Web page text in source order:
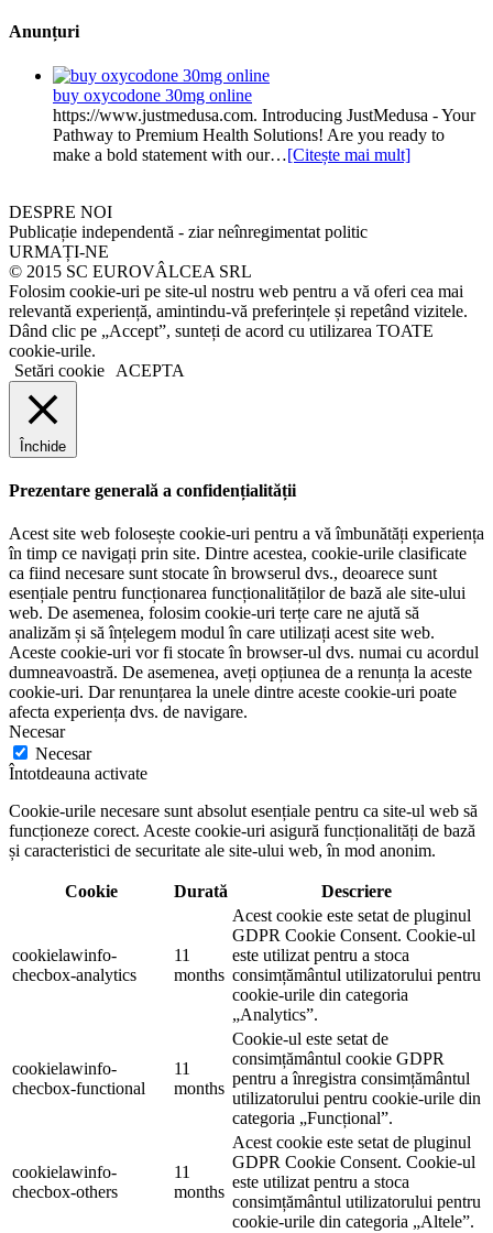
Anunțuri
buy oxycodone 30mg online
https://www.justmedusa.com. Introducing JustMedusa - Your
Pathway to Premium Health Solutions! Are you ready to
make a bold statement with our…[Citește mai mult]
DESPRE NOI
Publicație independentă - ziar neînregimentat politic
URMAȚI-NE
© 2015 SC EUROVÂLCEA SRL
Folosim cookie-uri pe site-ul nostru web pentru a vă oferi cea mai
relevantă experiență, amintindu-vă preferințele și repetând vizitele.
Dând clic pe „Accept”, sunteți de acord cu utilizarea TOATE
cookie-urile.
Setări cookie
ACEPTA
Închide
Prezentare generală a confidențialității
Acest site web folosește cookie-uri pentru a vă îmbunătăți experiența
în timp ce navigați prin site. Dintre acestea, cookie-urile clasificate
ca fiind necesare sunt stocate în browserul dvs., deoarece sunt
esențiale pentru funcționarea funcționalităților de bază ale site-ului
web. De asemenea, folosim cookie-uri terțe care ne ajută să
analizăm și să înțelegem modul în care utilizați acest site web.
Aceste cookie-uri vor fi stocate în browser-ul dvs. numai cu acordul
dumneavoastră. De asemenea, aveți opțiunea de a renunța la aceste
cookie-uri. Dar renunțarea la unele dintre aceste cookie-uri poate
afecta experiența dvs. de navigare.
Necesar
Necesar
Întotdeauna activate
Cookie-urile necesare sunt absolut esențiale pentru ca site-ul web să
funcționeze corect. Aceste cookie-uri asigură funcționalități de bază
și caracteristici de securitate ale site-ului web, în mod anonim.
Cookie Durată Descriere
cookielawinfo-
checbox-analytics
11
months
Acest cookie este setat de pluginul
GDPR Cookie Consent. Cookie-ul
este utilizat pentru a stoca
consimțământul utilizatorului pentru
cookie-urile din categoria
„Analytics”.
cookielawinfo-
checbox-functional
11
months
Cookie-ul este setat de
consimțământul cookie GDPR
pentru a înregistra consimțământul
utilizatorului pentru cookie-urile din
categoria „Funcțional”.
cookielawinfo-
checbox-others
11
months
Acest cookie este setat de pluginul
GDPR Cookie Consent. Cookie-ul
este utilizat pentru a stoca
consimțământul utilizatorului pentru
cookie-urile din categoria „Altele”.